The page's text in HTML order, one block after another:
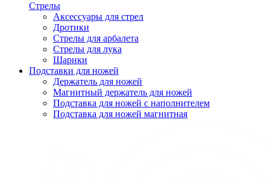
Стрелы
Аксессуары для стрел
Дротики
Стрелы для арбалета
Стрелы для лука
Шарики
Подставки для ножей
Держатель для ножей
Магнитный держатель для ножей
Подставка для ножей с наполнителем
Подставка для ножей магнитная